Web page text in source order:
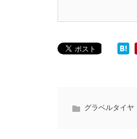
グラベルタイヤ